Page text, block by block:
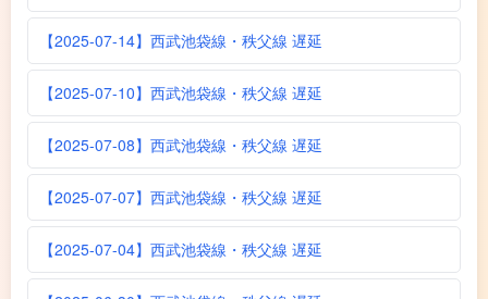
【2025-07-14】西武池袋線・秩父線 遅延
【2025-07-10】西武池袋線・秩父線 遅延
【2025-07-08】西武池袋線・秩父線 遅延
【2025-07-07】西武池袋線・秩父線 遅延
【2025-07-04】西武池袋線・秩父線 遅延